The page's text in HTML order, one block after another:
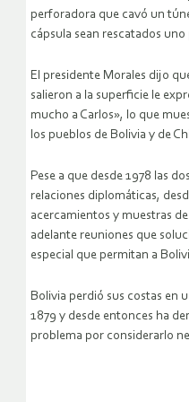
perforadora que cavó un
cápsula sean rescatados uno
El presidente Morales dijo
salieron a la superficie le
mucho a Carlos», lo que
los pueblos de Bolivia y de
Pese a que desde 1978 las
relaciones diplomáticas,
acercamientos y muestras
adelante reuniones que
especial que permitan a
Bolivia perdió sus costas en
1879 y desde entonces ha
problema por considerarlo